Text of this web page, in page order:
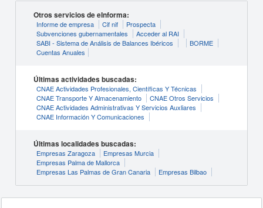
Otros servicios de eInforma:
Informe de empresa Cif nif
Prospecta
Subvenciones gubernamentales
Acceder al RAI
SABI - Sistema de Análisis de Balances Ibéricos
BORME
Cuentas Anuales
Últimas actividades buscadas:
CNAE Actividades Profesionales, Científicas Y Técnicas
CNAE Transporte Y Almacenamiento
CNAE Otros Servicios
CNAE Actividades Administrativas Y Servicios Auxliares
CNAE Información Y Comunicaciones
Últimas localidades buscadas:
Empresas Zaragoza
Empresas Murcia
Empresas Palma de Mallorca
Empresas Las Palmas de Gran Canaria
Empresas Bilbao